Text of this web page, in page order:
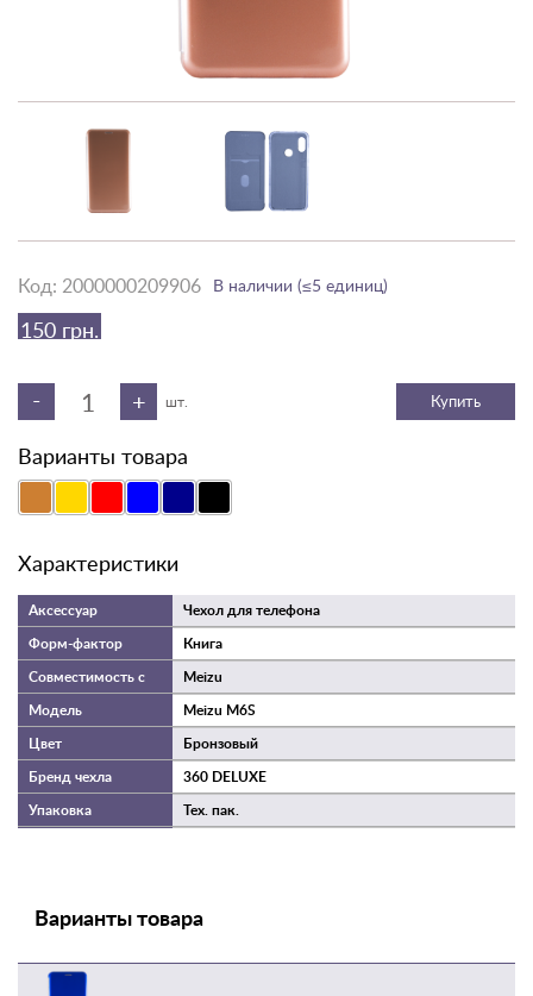
Код: 2000000209906 В наличии (≤5 единиц)
150 грн.
- + шт. Купить
Варианты товара
Характеристики
Чехол для телефона
Книга
Meizu
Meizu M6S
Бронзовый
360 DELUXE
Тех. пак.
Варианты товара